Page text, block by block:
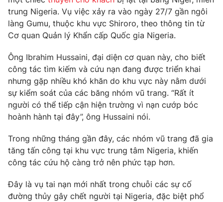
Hitech Công nghệ tương lai
Sản phẩm
Thị trường
Tư vấn
Giao lưu trực tuyến
Chuyên mục khác
Emagazine Podcast
Video Shorts video
VTV Money VTV Thể thao
trung Nigeria. Vụ việc xảy ra vào ngày 27/7 gần ngôi
làng Gumu, thuộc khu vực Shiroro, theo thông tin từ
Cơ quan Quản lý Khẩn cấp Quốc gia Nigeria.
Ông Ibrahim Hussaini, đại diện cơ quan này, cho biết
công tác tìm kiếm và cứu nạn đang được triển khai
nhưng gặp nhiều khó khăn do khu vực này nằm dưới
sự kiểm soát của các băng nhóm vũ trang. “Rất ít
người có thể tiếp cận hiện trường vì nạn cướp bóc
hoành hành tại đây”, ông Hussaini nói.
Trong những tháng gần đây, các nhóm vũ trang đã gia
tăng tấn công tại khu vực trung tâm Nigeria, khiến
công tác cứu hộ càng trở nên phức tạp hơn.
Đây là vụ tai nạn mới nhất trong chuỗi các sự cố
đường thủy gây chết người tại Nigeria, đặc biệt phổ